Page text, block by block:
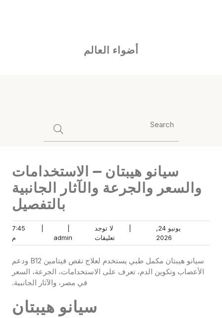
أضواء العالم
سيانو هيبتان – الاستخدامات
والسعر والجرعة والآثار الجانبية
بالتفصيل
يونيو 24,
2026يونيو
24,
2026
لا توجد
تعليقات
لا
توجد
تعليقات
admin
7:45
م
م
سيانو هيبتان مكمل طبي يستخدم لعلاج نقص فيتامين B12 ودعم
الأعصاب وتكوين الدم، تعرف على الاستخدامات، الجرعة، السعر
في مصر، والآثار الجانبية.
سيانو هيبتان